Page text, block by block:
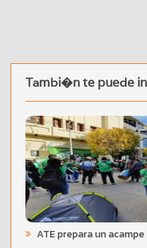
Tambi�n te puede
ATE prepara un